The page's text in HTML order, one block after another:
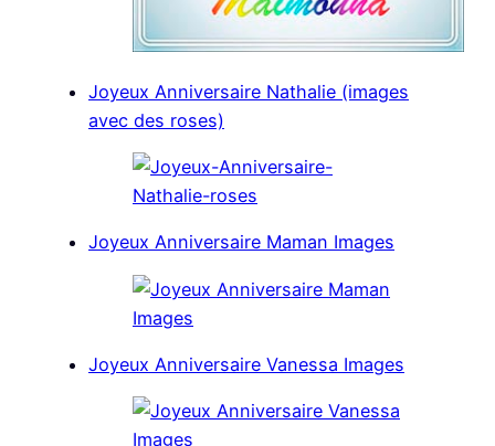
Joyeux Anniversaire Nathalie (images
avec des roses)
Joyeux Anniversaire Maman Images
Joyeux Anniversaire Vanessa Images